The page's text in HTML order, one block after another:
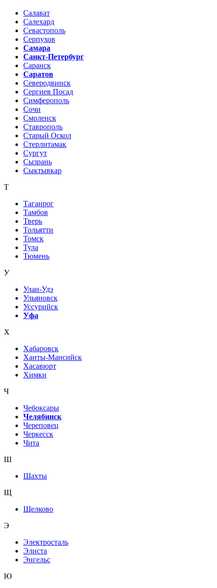
Салават
Салехард
Севастополь
Серпухов
Самара
Санкт-Петербург
Саранск
Саратов
Северодвинск
Сергиев Посад
Симферополь
Сочи
Смоленск
Ставрополь
Старый Оскол
Стерлитамак
Сургут
Сызрань
Сыктывкар
Т
Таганрог
Тамбов
Тверь
Тольятти
Томск
Тула
Тюмень
У
Улан-Удэ
Ульяновск
Уссурийск
Уфа
Х
Хабаровск
Ханты-Мансийск
Хасавюрт
Химки
Ч
Чебоксары
Челябинск
Череповец
Черкесск
Чита
Ш
Шахты
Щ
Щелково
Э
Электросталь
Элиста
Энгельс
Ю